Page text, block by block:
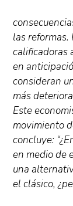
las reformas.
calificadoras
en
consideran
más
Este
movimiento
concluye:
en medio de
una
el clásico,